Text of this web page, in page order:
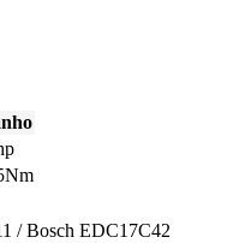
/ Bosch EDC17C42